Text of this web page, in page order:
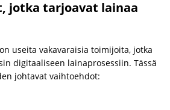
jotka tarjoavat lainaa
useita vakavaraisia toimijoita, jotka
digitaaliseen lainaprosessiin. Tässä
johtavat vaihtoehdot: